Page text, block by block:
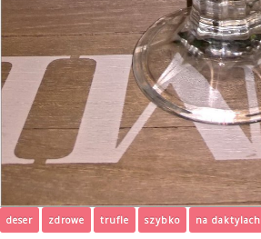
deser zdrowe trufle szybko na daktylach